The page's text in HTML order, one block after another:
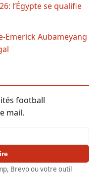
l’Égypte se qualifie
Emerick Aubameyang
football
mail.
Brevo ou votre outil